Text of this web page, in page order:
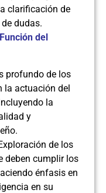
clarificación de
dudas.
del
profundo de los
la actuación del
la
y
de los
deben cumplir los
énfasis en
en su